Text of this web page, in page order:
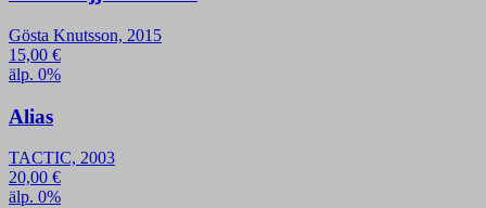
Gösta Knutsson, 2015
15,00 €
älp. 0%
Alias
TACTIC, 2003
20,00 €
älp. 0%